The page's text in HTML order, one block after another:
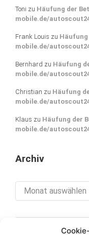
Toni zu Häufung der
mobile.de/
Frank Louis zu Häufung
mobile.de/
Bernhard zu Häufung
mobile.de/
Christian zu Häufung
mobile.de/
Klaus zu Häufung der
mobile.de/
Archiv